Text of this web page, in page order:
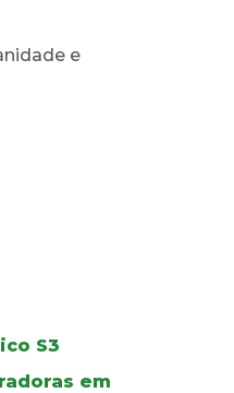
e
S3
em